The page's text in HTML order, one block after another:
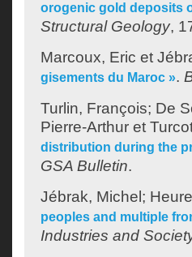
orogenic gold deposits
Structural Geology,
Marcoux, Eric et
gisements du Maroc ».
Turlin, François; De
Pierre-Arthur et
distribution during the
GSA Bulletin.
Jébrak, Michel ;
peoples and multiple
Industries and